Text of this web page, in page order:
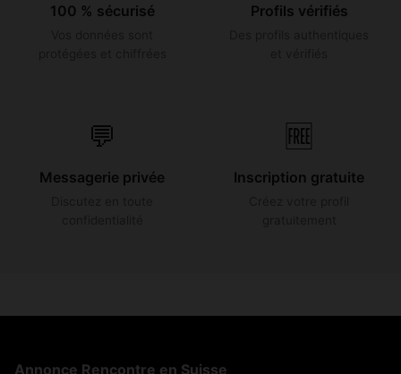
100 % sécurisé Profils vérifiés
💬
Messagerie privée
🆓
Inscription gratuite
Annonce Rencontre en Suisse